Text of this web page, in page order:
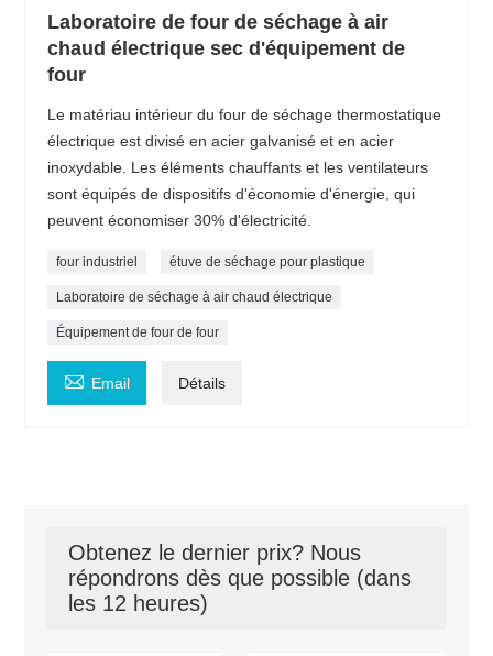
Laboratoire de four de séchage à air
chaud électrique sec d'équipement de
four
Le matériau intérieur du four de séchage thermostatique
électrique est divisé en acier galvanisé et en acier
inoxydable. Les éléments chauffants et les ventilateurs
sont équipés de dispositifs d'économie d'énergie, qui
peuvent économiser 30% d'électricité.
four industriel étuve de séchage pour plastique
Laboratoire de séchage à air chaud électrique
Équipement de four de four
 Email Détails
Obtenez le dernier prix? Nous
répondrons dès que possible (dans
les 12 heures)